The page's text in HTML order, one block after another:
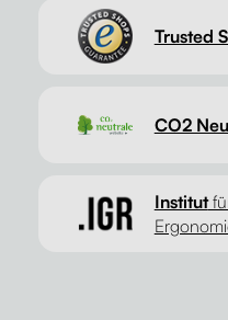
Trusted
CO2
Institut